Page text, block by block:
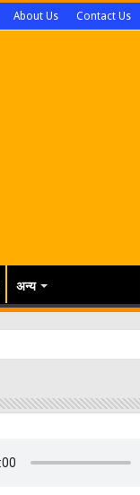
About Us Contact Us
अन्य